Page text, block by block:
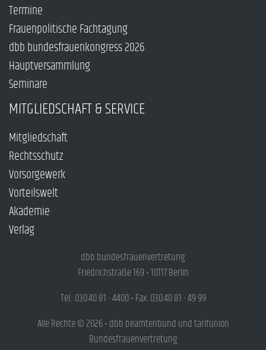
Termine
Frauenpolitische Fachtagung
dbb bundesfrauenkongress 2026
Hauptversammlung
Seminare
MITGLIEDSCHAFT & SERVICE
Mitgliedschaft
Rechtsschutz
Vorsorgewerk
Vorteilswelt
Akademie
Verlag
dbb bundesfrauenvertretung
Friedrichstraße 169 • 10117 Berlin
Tel.: 030.40 81 - 4400 • Fax: 030.40 81 - 49 99
Alle Rechte © 2026 • dbb beamtenbund und tarifunion
Bundesfrauenvertretung